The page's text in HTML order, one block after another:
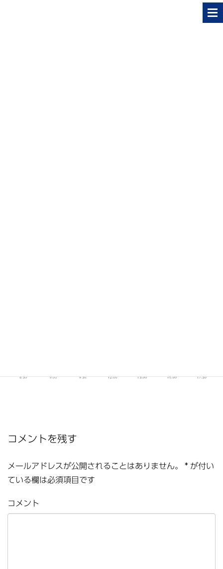
コメントを残す
メールアドレスが公開されることはありません。 * が付い
ている欄は必須項目です
コメント